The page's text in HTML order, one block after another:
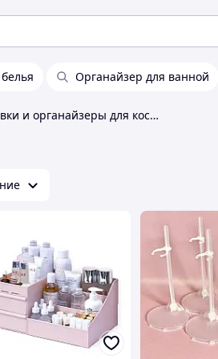
Органайзер для ванной
Подставки и органайзеры для косметики